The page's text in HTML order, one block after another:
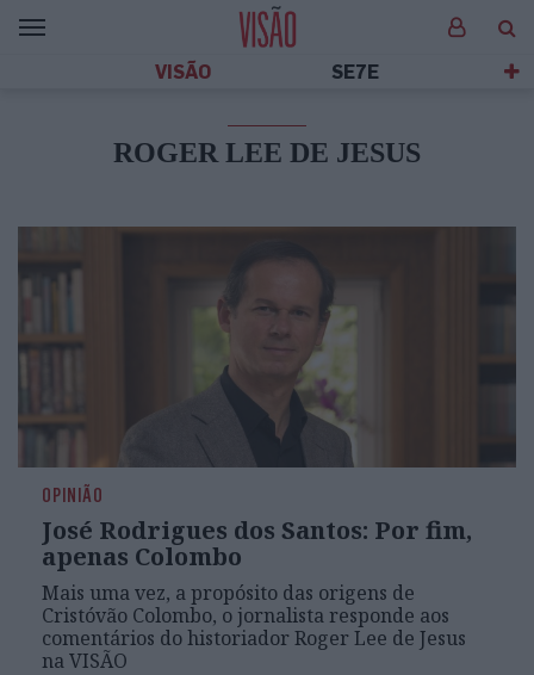
VISÃO SE7E
ROGER LEE DE JESUS
OPINIÃO
José Rodrigues dos Santos: Por fim,
apenas Colombo
Mais uma vez, a propósito das origens de
Cristóvão Colombo, o jornalista responde aos
comentários do historiador Roger Lee de Jesus
na VISÃO